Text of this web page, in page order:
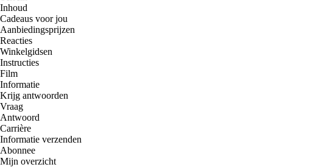
Inhoud
Cadeaus voor jou
Aanbiedingsprijzen
Reacties
Winkelgidsen
Instructies
Film
Informatie
Krijg antwoorden
Vraag
Antwoord
Carrière
Informatie verzenden
Abonnee
Mijn overzicht